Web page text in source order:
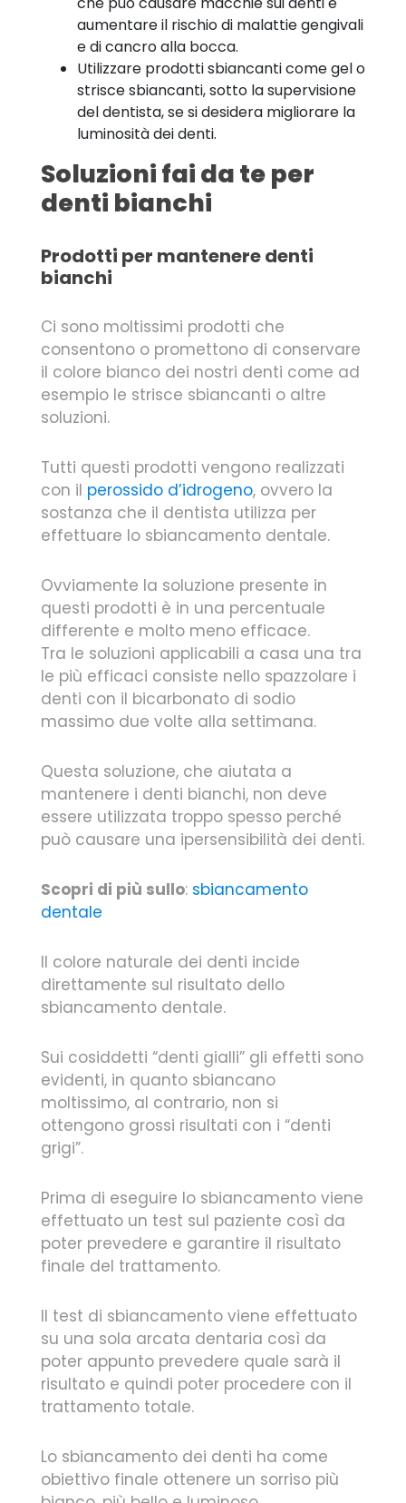
aumentare il rischio di malattie gengivali
e di cancro alla bocca.
Utilizzare prodotti sbiancanti come gel o
strisce sbiancanti, sotto la supervisione
del dentista, se si desidera migliorare la
luminosità dei denti.
Soluzioni fai da te per
denti bianchi
Prodotti per mantenere denti
bianchi
Ci sono moltissimi prodotti che
consentono o promettono di conservare
il colore bianco dei nostri denti come ad
esempio le strisce sbiancanti o altre
soluzioni.
Tutti questi prodotti vengono realizzati
con il perossido d’idrogeno, ovvero la
sostanza che il dentista utilizza per
effettuare lo sbiancamento dentale.
Ovviamente la soluzione presente in
questi prodotti è in una percentuale
differente e molto meno efficace.
Tra le soluzioni applicabili a casa una tra
le più efficaci consiste nello spazzolare i
denti con il bicarbonato di sodio
massimo due volte alla settimana.
Questa soluzione, che aiutata a
mantenere i denti bianchi, non deve
essere utilizzata troppo spesso perché
può causare una ipersensibilità dei denti.
Scopri di più sullo: sbiancamento
dentale
Il colore naturale dei denti incide
direttamente sul risultato dello
sbiancamento dentale.
Sui cosiddetti “denti gialli” gli effetti sono
evidenti, in quanto sbiancano
moltissimo, al contrario, non si
ottengono grossi risultati con i “denti
grigi”.
Prima di eseguire lo sbiancamento viene
effettuato un test sul paziente così da
poter prevedere e garantire il risultato
finale del trattamento.
Il test di sbiancamento viene effettuato
su una sola arcata dentaria così da
poter appunto prevedere quale sarà il
risultato e quindi poter procedere con il
trattamento totale.
Lo sbiancamento dei denti ha come
obiettivo finale ottenere un sorriso più